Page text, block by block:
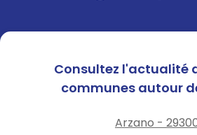
Consultez l'actualité
communes autour
Arzano -